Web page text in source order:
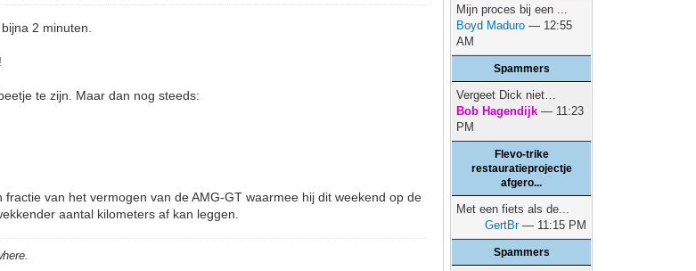
2 minuten.
te zijn. Maar dan nog steeds:
van het vermogen van de AMG-GT waarmee hij dit weekend op de
aantal kilometers af kan leggen.
Mijn proces bij een ...
Boyd Maduro — 12:55
AM
Spammers
Vergeet Dick niet…
Bob Hagendijk — 11:23
PM
Flevo-trike
restauratieprojectje
afgero...
Met een fiets als de...
GertBr— 11:15 PM
Spammers